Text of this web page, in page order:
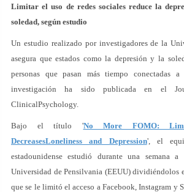
Limitar el uso de redes sociales reduce la
soledad, según estudio
Un estudio realizado por investigadores de la
asegura que estados como la depresión y la
personas que pasan más tiempo conectadas
investigación ha sido publicada en el
ClinicalPsychology.
Bajo el título 'No More FOMO:
DecreasesLoneliness and Depression', el
estadounidense estudió durante una semana
Universidad de Pensilvania (EEUU) dividiéndolos
que se le limitó el acceso a Facebook, Instagram y